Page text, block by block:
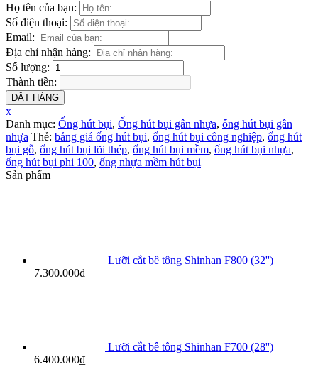
Họ tên của bạn:
Số điện thoại:
Email:
Địa chỉ nhận hàng:
Số lượng:
Thành tiền:
ĐẶT HÀNG
x
Danh mục: Ống hút bụi, Ống hút bụi gân nhựa, ống hút bụi gân
nhựa Thẻ: bảng giá ống hút bụi, ống hút bụi công nghiệp, ống hút
bụi gỗ, ống hút bụi lõi thép, ống hút bụi mềm, ống hút bụi nhựa,
ống hút bụi phi 100, ống nhựa mềm hút bụi
Sản phẩm
Lưỡi cắt bê tông Shinhan F800 (32'')
7.300.000₫
Lưỡi cắt bê tông Shinhan F700 (28'')
6.400.000₫